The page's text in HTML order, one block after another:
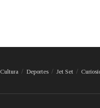
Cultura Deportes Jet Set